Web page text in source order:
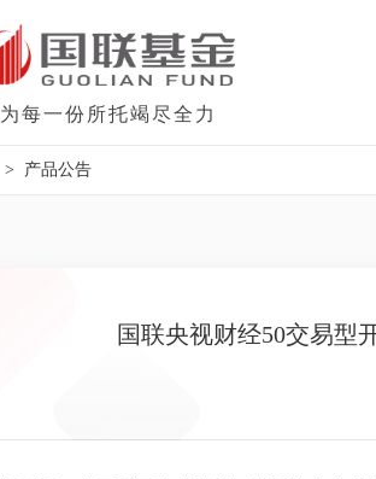
为每一份所托竭尽全力
> 产品公告
国联央视财经50交易型